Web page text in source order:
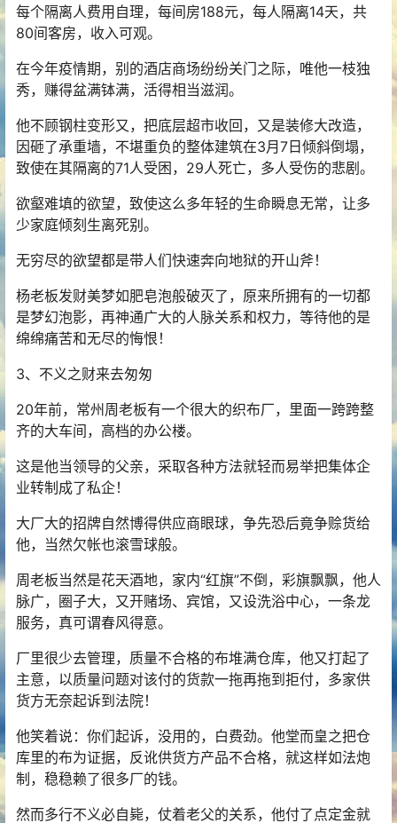
每个隔离人费用自理，每间房188元，每人隔离14天，共
80间客房，收入可观。
在今年疫情期，别的酒店商场纷纷关门之际，唯他一枝独
秀，赚得盆满钵满，活得相当滋润。
他不顾钢柱变形又，把底层超市收回，又是装修大改造，
因砸了承重墙，不堪重负的整体建筑在3月7日倾斜倒塌，
致使在其隔离的71人受困，29人死亡，多人受伤的悲剧。
欲壑难填的欲望，致使这么多年轻的生命瞬息无常，让多
少家庭倾刻生离死别。
无穷尽的欲望都是带人们快速奔向地狱的开山斧！
杨老板发财美梦如肥皂泡般破灭了，原来所拥有的一切都
是梦幻泡影，再神通广大的人脉关系和权力，等待他的是
绵绵痛苦和无尽的悔恨！
3、不义之财来去匆匆
20年前，常州周老板有一个很大的织布厂，里面一跨跨整
齐的大车间，高档的办公楼。
这是他当领导的父亲，采取各种方法就轻而易举把集体企
业转制成了私企！
大厂大的招牌自然博得供应商眼球，争先恐后竟争赊货给
他，当然欠帐也滚雪球般。
周老板当然是花天酒地，家内“红旗”不倒，彩旗飘飘，他人
脉广，圈子大，又开赌场、宾馆，又设洗浴中心，一条龙
服务，真可谓春风得意。
厂里很少去管理，质量不合格的布堆满仓库，他又打起了
主意，以质量问题对该付的货款一拖再拖到拒付，多家供
货方无奈起诉到法院！
他笑着说：你们起诉，没用的，白费劲。他堂而皇之把仓
库里的布为证据，反讹供货方产品不合格，就这样如法炮
制，稳稳赖了很多厂的钱。
然而多行不义必自毙，仗着老父的关系，他付了点定金就